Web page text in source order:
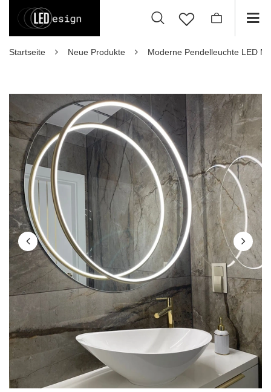
Startseite Neue Produkte Moderne Pendelleuchte LED